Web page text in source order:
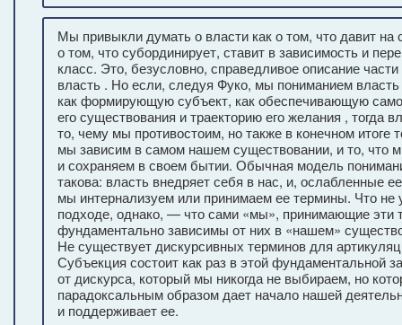
Мы привыкли думать о власти как о том, что давит на
о том, что субординирует, ставит в зависимость и
класс. Это, безусловно, справедливое описание части
власть . Но если, следуя Фуко, мы пониманием власть
как формирующую субъект, как обеспечивающую
его существования и траекторию его желания , тогда
то, чему мы противостоим, но также в конечном итоге
мы зависим в самом нашем существовании, и то, что
и сохраняем в своем бытии. Обычная модель
такова: власть внедряет себя в нас, и, ослабленные
мы интернализуем или принимаем ее термины. Что не
подходе, однако, — что сами «мы», принимающие эти
фундаментально зависимы от них в «нашем»
Не существует дискурсивных терминов для
Субъекция состоит как раз в этой фундаментальной
от дискурса, который мы никогда не выбираем, но
парадоксальным образом дает начало нашей
и поддерживает ее.